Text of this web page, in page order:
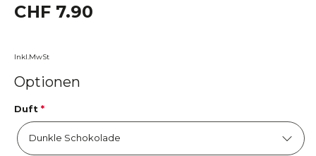
CHF 7.90
Inkl.MwSt
Optionen
Duft *